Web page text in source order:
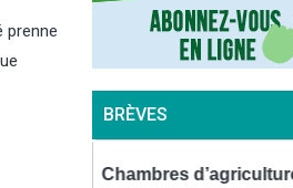
prenne
BRÈVES
Chambres